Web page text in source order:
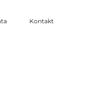
Kontakt